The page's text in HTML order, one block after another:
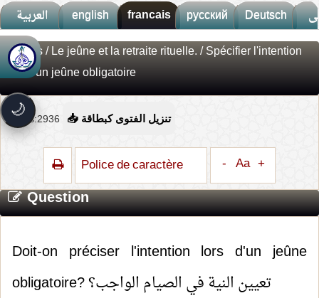
العربية english francais русский Deutsch
🌙
🚀 جديد الموقع!
تعرف على أحدث المميزات
سرعة فائقة
واجهة أكثر أناقة وسهولة
🔔إشعارات ذكية
تتابع كل جديد بخطوة واحدة
Fatwas/Le jeûne et la retraite rituelle./ Spécifier l'intention
lors d'un jeûne obligatoire
Vues:2936 📥 تنزيل الفتوى كبطاقة
Police de caractère - Aa +
Question
Doit-on préciser l'intention lors d'un jeûne
obligatoire? تعيين النية في الصيام الواجب؟